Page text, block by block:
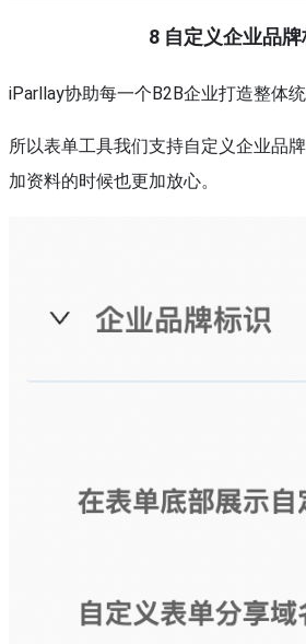
8 自定义企业品牌
iParllay协助每一个B2B企业打造整体统
所以表单工具我们支持自定义企业品
加资料的时候也更加放心。